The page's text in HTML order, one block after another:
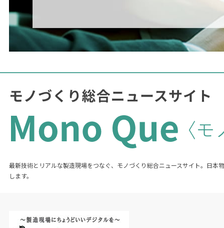
最新技術とリアルな製造現場をつなぐ、モノづくり総合ニュースサイト。日本
します。